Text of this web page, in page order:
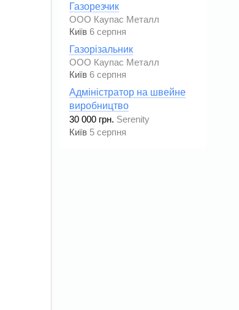
Газорезчик
ООО Каупас Металл
Київ 6 серпня
Газорізальник
ООО Каупас Металл
Київ 6 серпня
Адміністратор на швейне
виробництво
30 000 грн. Serenity
Київ 5 серпня